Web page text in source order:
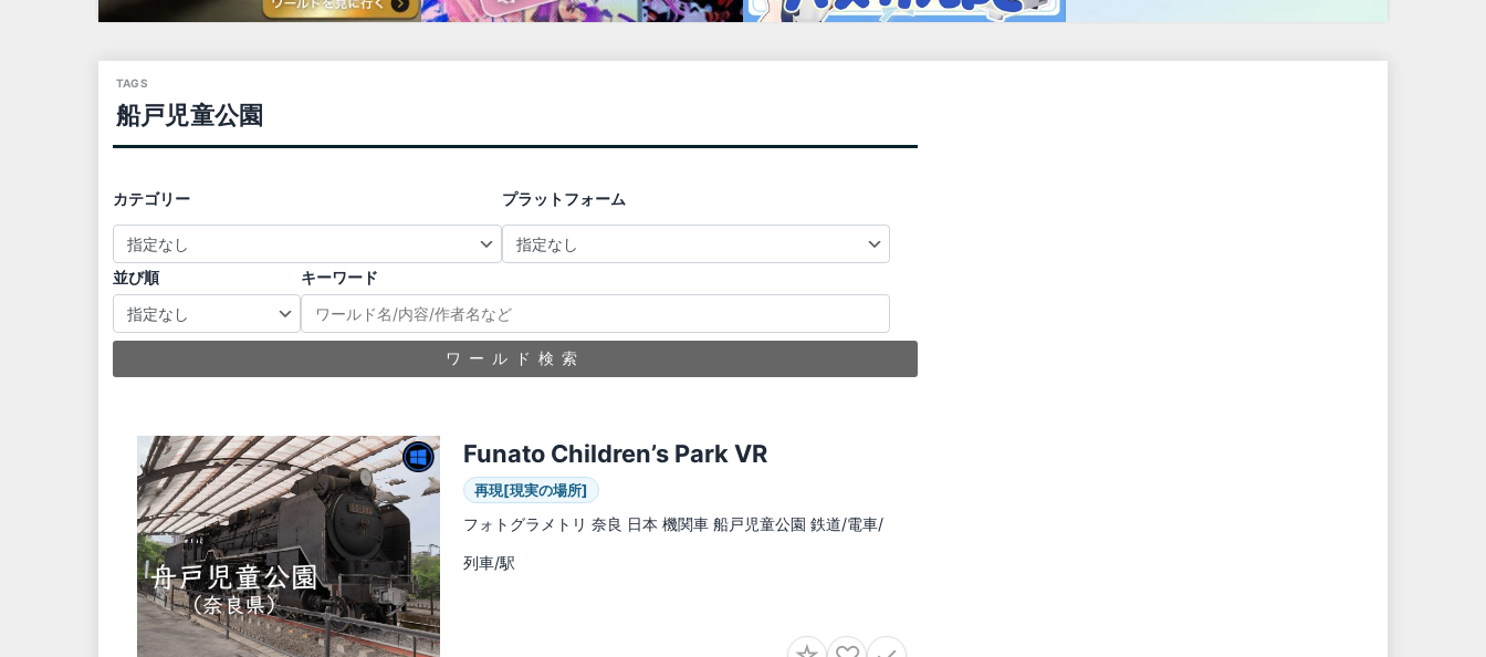
船戸児童公園
カテゴリー プラットフォーム
並び順 キーワード
ワールド検索
Funato Children’s Park VR
再現[現実の場所]
フォトグラメトリ 奈良 日本 機関車 船戸児童公園 鉄道/電車/
列車/駅